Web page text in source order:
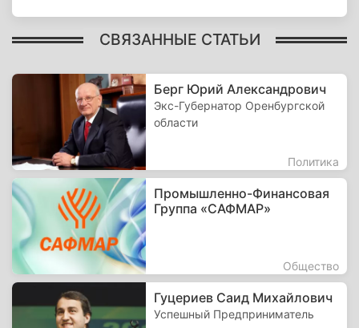
СВЯЗАННЫЕ СТАТЬИ
Берг Юрий Александрович
Экс-Губернатор Оренбургской
области
Политика
Промышленно-Финансовая
Группа «САФМАР»
Общество
Гуцериев Саид Михайлович
Успешный Предприниматель